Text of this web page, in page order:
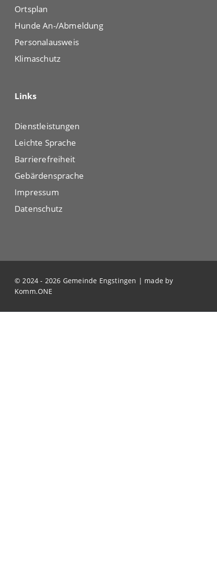
Ortsplan
Hunde An-/Abmeldung
Personalausweis
Klimaschutz
Links
Dienstleistungen
Leichte Sprache
Barrierefreiheit
Gebärdensprache
Impressum
Datenschutz
© 2024 - 2026 Gemeinde Engstingen | made by
Komm.ONE